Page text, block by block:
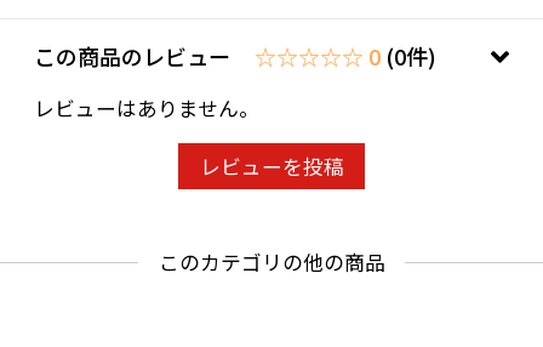
この商品のレビュー ☆☆☆☆☆ 0 (0件)
レビューはありません。
レビューを投稿
このカテゴリの他の商品